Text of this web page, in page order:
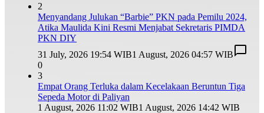
2
Menyandang Julukan “Barbie” PKN pada Pemilu 2024,
Atika Maulida Kini Resmi Menjabat Sekretaris PIMDA
PKN DIY
31 July, 2026 19:54 WIB1 August, 2026 04:57 WIB
0
3
Empat Orang Terluka dalam Kecelakaan Beruntun Tiga
Sepeda Motor di Paliyan
1 August, 2026 11:02 WIB1 August, 2026 14:42 WIB